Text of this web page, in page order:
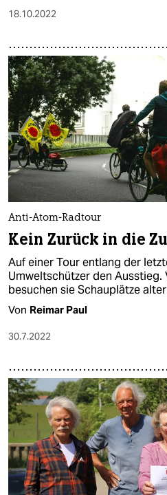
18.10.2022
Anti-Atom-Radtour
Kein Zurück in die
Auf einer Tour entlang der
Um­welt­schüt­ze­r den Ausstieg.
besuchen sie Schauplätze
Von Reimar Paul
30.7.2022